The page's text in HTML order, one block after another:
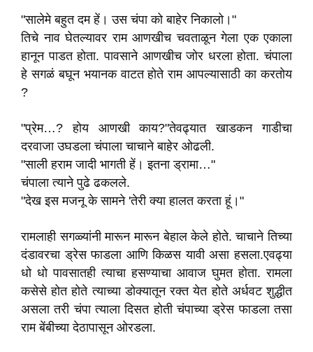
"सालेमे बहुत दम हें। उस चंपा को बाहेर निकालो।"
तिचे नाव घेतल्यावर राम आणखीच चवताळून गेला एक एकाला
हानून पाडत होता. पावसाने आणखीच जोर धरला होता. चंपाला
हे सगळं बघून भयानक वाटत होते राम आपल्यासाठी का करतोय
?
"प्रेम…? होय आणखी काय?"तेवढ्यात खाडकन गाडीचा
दरवाजा उघडला चंपाला चाचाने बाहेर ओढली.
"साली हराम जादी भागती हें। इतना ड्रामा…"
चंपाला त्याने पुढे ढकलले.
"देख इस मजनू के सामने 'तेरी क्या हालत करता हूं।"
रामलाही सगळ्यांनी मारून मारून बेहाल केले होते. चाचाने तिच्या
दंडावरचा ड्रेस फाडला आणि किळस यावी असा हसला.एवढ्या
धो धो पावसातही त्याचा हसण्याचा आवाज घुमत होता. रामला
कसेसे होत होते त्याच्या डोक्यातून रक्त येत होते अर्धवट शुद्धीत
असला तरी चंपा त्याला दिसत होती चंपाच्या ड्रेस फाडला तसा
राम बेंबीच्या देठापासून ओरडला.